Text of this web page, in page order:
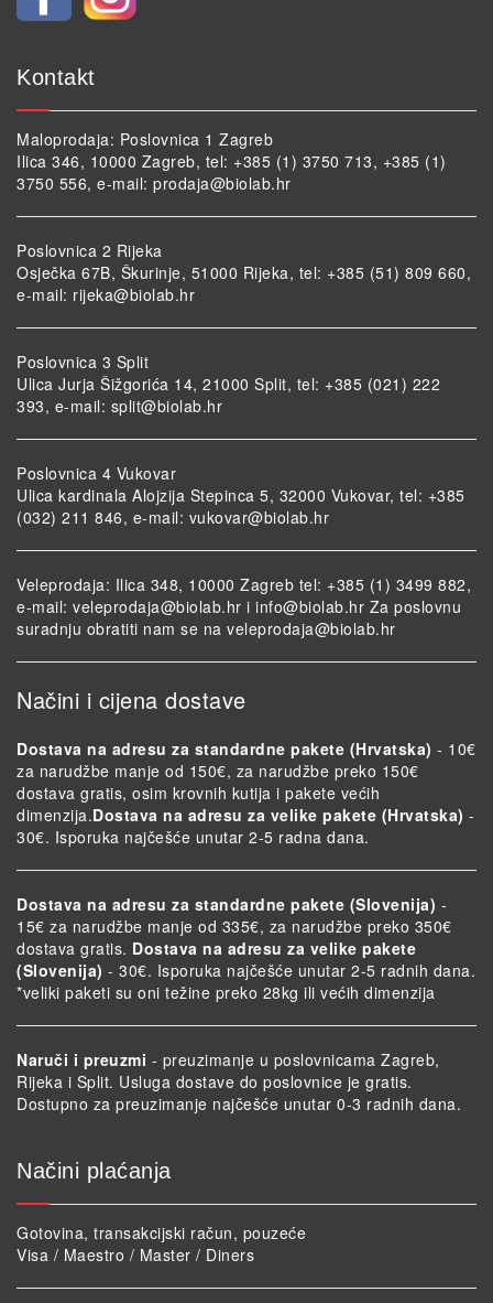
Kontakt
Maloprodaja: Poslovnica 1 Zagreb
Ilica 346, 10000 Zagreb, tel: +385 (1) 3750 713, +385 (1)
3750 556, e-mail: prodaja@biolab.hr
Poslovnica 2 Rijeka
Osječka 67B, Škurinje, 51000 Rijeka, tel: +385 (51) 809 660,
e-mail: rijeka@biolab.hr
Poslovnica 3 Split
Ulica Jurja Šižgorića 14, 21000 Split, tel: +385 (021) 222
393, e-mail: split@biolab.hr
Poslovnica 4 Vukovar
Ulica kardinala Alojzija Stepinca 5, 32000 Vukovar, tel: +385
(032) 211 846, e-mail: vukovar@biolab.hr
Veleprodaja: Ilica 348, 10000 Zagreb tel: +385 (1) 3499 882,
e-mail: veleprodaja@biolab.hr i info@biolab.hr Za poslovnu
suradnju obratiti nam se na veleprodaja@biolab.hr
Načini i cijena dostave
Dostava na adresu za standardne pakete (Hrvatska) - 10€
za narudžbe manje od 150€, za narudžbe preko 150€
dostava gratis, osim krovnih kutija i pakete većih
dimenzija.Dostava na adresu za velike pakete (Hrvatska) -
30€. Isporuka najčešće unutar 2-5 radna dana.
Dostava na adresu za standardne pakete (Slovenija) -
15€ za narudžbe manje od 335€, za narudžbe preko 350€
dostava gratis. Dostava na adresu za velike pakete
(Slovenija) - 30€. Isporuka najčešće unutar 2-5 radnih dana.
*veliki paketi su oni težine preko 28kg ili većih dimenzija
Naruči i preuzmi - preuzimanje u poslovnicama Zagreb,
Rijeka i Split. Usluga dostave do poslovnice je gratis.
Dostupno za preuzimanje najčešće unutar 0-3 radnih dana.
Načini plaćanja
Gotovina, transakcijski račun, pouzeće
Visa / Maestro / Master / Diners